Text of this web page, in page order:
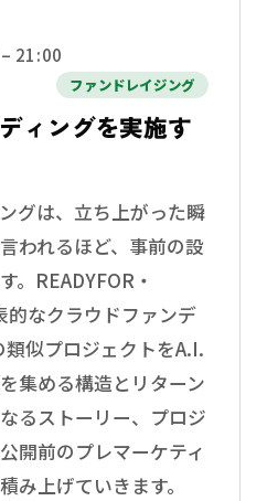
21:00
ファンドレイジング
ィングを実施す
グは、立ち上がった瞬
われるほど、事前の設
。READYFOR・
的なクラウドファンデ
似プロジェクトをA.I.
集める構造とリターン
るストーリー、プロジ
開前のプレマーケティ
み上げていきます。